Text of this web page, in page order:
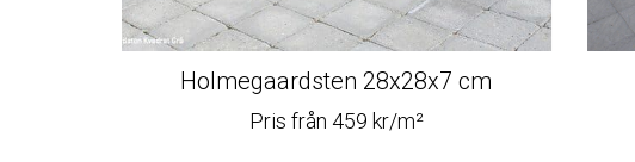
Holmegaardsten 28x28x7 cm
Pris från 459 kr/m²